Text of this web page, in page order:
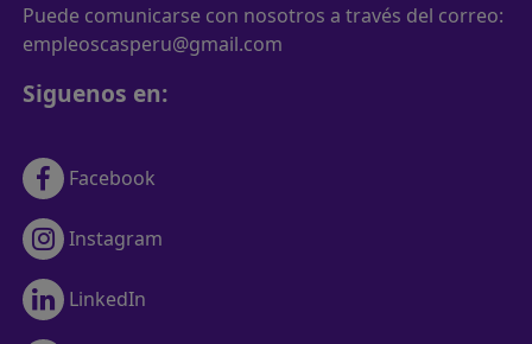
Puede comunicarse con nosotros a través del correo:
empleoscasperu@gmail.com
Siguenos en:
Facebook
Instagram
LinkedIn